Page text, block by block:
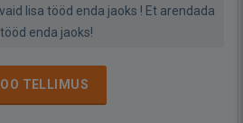
lisa tööd enda jaoks ! Et arendada
enda jaoks!
TELLIMUS